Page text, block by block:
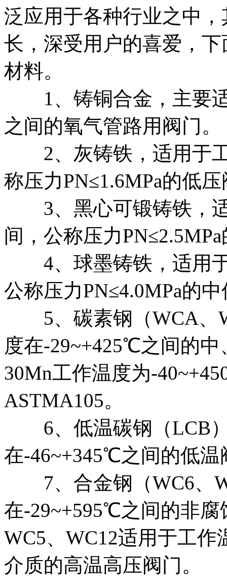
泛应用于各种行业之中
长，深受用户的喜爱，
材料。
1、铸铜合金，主要适
之间的氧气管路用阀门。
2、灰铸铁，适用于工
称压力PN≤1.6MPa的低
3、黑心可锻铸铁，适
间，公称压力
4、球墨铸铁，适用于
公称压力PN≤4.0MPa的
5、碳素钢（WCA、
度在-29~+425℃之间的
30Mn工作温度为-
ASTMA105。
6、低温碳钢（LCB）
在-46~+345℃之间的低温
7、合金钢（WC6、
在-29~+595℃之间的非
WC5、WC12适用于工
介质的高温高压阀门。